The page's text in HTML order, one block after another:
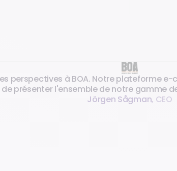
perspectives à BOA. Notre plateforme
présenter l'ensemble de notre gamme
Jörgen Sågman, CEO